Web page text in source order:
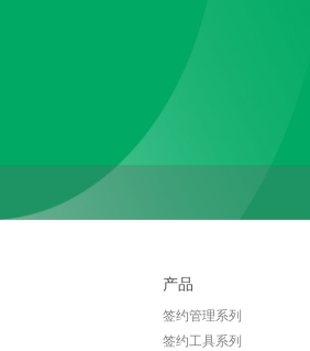
产品
签约管理系列
签约工具系列